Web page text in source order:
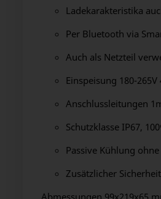
Ladekarakteristika
Per Bluetooth via
Auch als Netzteil
Einspeisung 180-
Anschlussleitungen
Schutzklasse IP67,
Passive Kühlung
Zusätzlicher
Abmessungen 99x219x65